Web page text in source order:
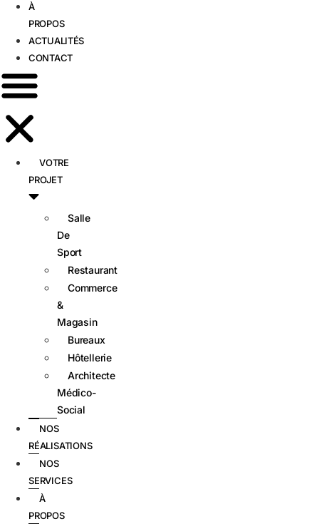
À
PROPOS
ACTUALITÉS
CONTACT
VOTRE
PROJET
Salle
De
Sport
Restaurant
Commerce
&
Magasin
Bureaux
Hôtellerie
Architecte
Médico-
Social
NOS
RÉALISATIONS
NOS
SERVICES
À
PROPOS